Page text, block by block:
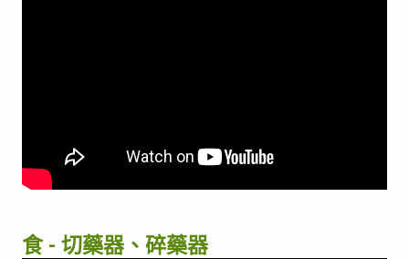
食 - 切藥器、碎藥器